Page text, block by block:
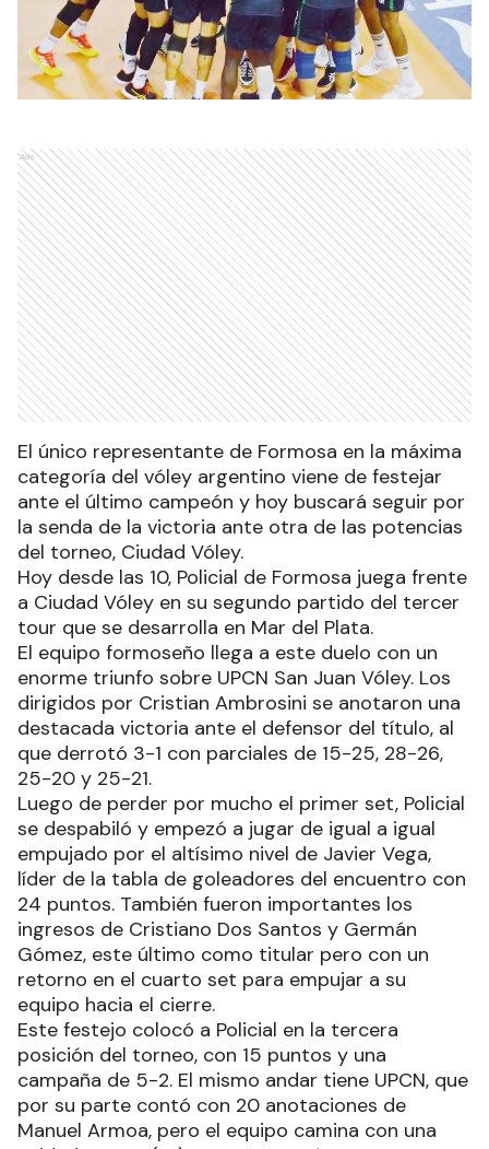
Ads
El único representante de Formosa en la máxima
categoría del vóley argentino viene de festejar
ante el último campeón y hoy buscará seguir por
la senda de la victoria ante otra de las potencias
del torneo, Ciudad Vóley.
Hoy desde las 10, Policial de Formosa juega frente
a Ciudad Vóley en su segundo partido del tercer
tour que se desarrolla en Mar del Plata.
El equipo formoseño llega a este duelo con un
enorme triunfo sobre UPCN San Juan Vóley. Los
dirigidos por Cristian Ambrosini se anotaron una
destacada victoria ante el defensor del título, al
que derrotó 3-1 con parciales de 15-25, 28-26,
25-20 y 25-21.
Luego de perder por mucho el primer set, Policial
se despabiló y empezó a jugar de igual a igual
empujado por el altísimo nivel de Javier Vega,
líder de la tabla de goleadores del encuentro con
24 puntos. También fueron importantes los
ingresos de Cristiano Dos Santos y Germán
Gómez, este último como titular pero con un
retorno en el cuarto set para empujar a su
equipo hacia el cierre.
Este festejo colocó a Policial en la tercera
posición del torneo, con 15 puntos y una
campaña de 5-2. El mismo andar tiene UPCN, que
por su parte contó con 20 anotaciones de
Manuel Armoa, pero el equipo camina con una